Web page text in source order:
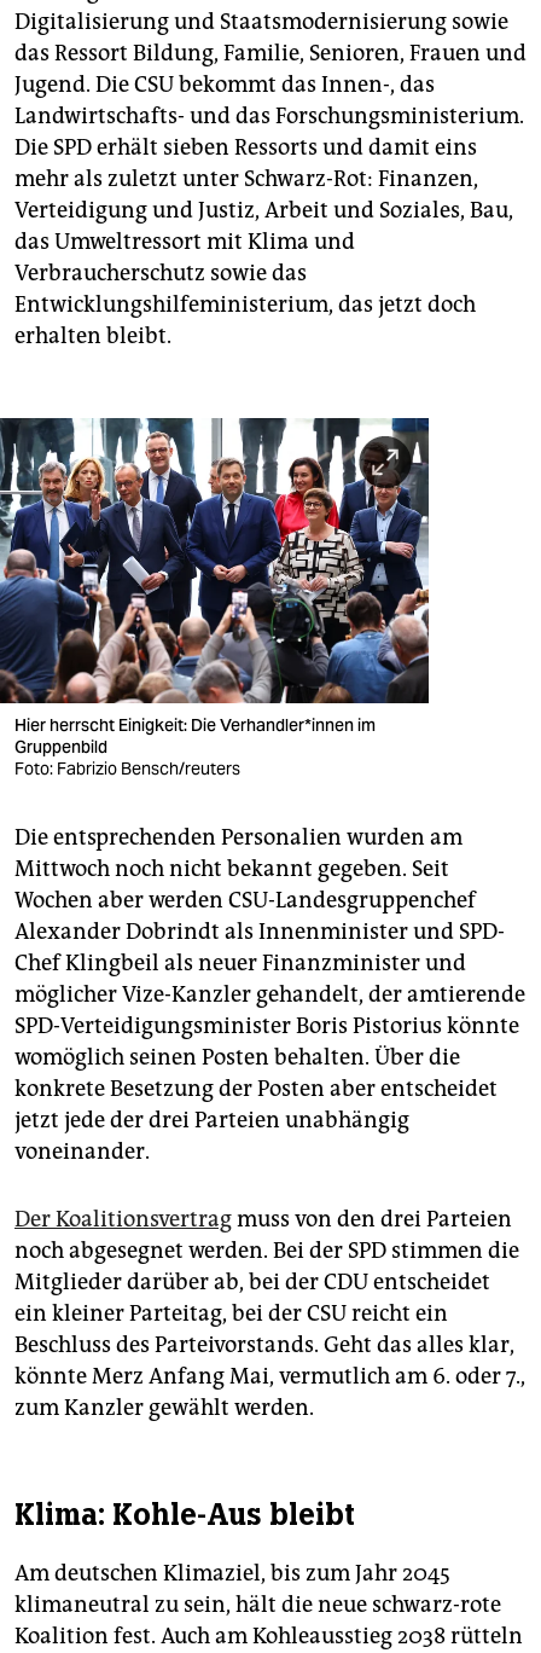
Digitalisierung und Staatsmodernisierung sowie
das Ressort Bildung, Familie, Senioren, Frauen und
Jugend. Die CSU bekommt das Innen-, das
Landwirtschafts- und das Forschungsministerium.
Die SPD erhält sieben Ressorts und damit eins
mehr als zuletzt unter Schwarz-Rot: Finanzen,
Verteidigung und Justiz, Arbeit und Soziales, Bau,
das Umweltressort mit Klima und
Verbraucherschutz sowie das
Entwicklungshilfeministerium, das jetzt doch
erhalten bleibt.
Hier herrscht Einigkeit: Die Ver­hand­le­r*in­nen im
Gruppenbild
Foto: Fabrizio Bensch/reuters
Die entsprechenden Personalien wurden am
Mittwoch noch nicht bekannt gegeben. Seit
Wochen aber werden CSU-Landesgruppenchef
Alexander Do­brindt als Innenminister und SPD-
Chef Klingbeil als neuer Finanzminister und
möglicher Vize-Kanzler gehandelt, der amtierende
SPD-Verteidigungsminister Boris Pistorius könnte
womöglich seinen Posten behalten. Über die
konkrete Besetzung der Posten aber entscheidet
jetzt jede der drei Parteien unabhängig
voneinander.
Der Koalitionsvertragmuss von den drei Parteien
noch abgesegnet werden. Bei der SPD stimmen die
Mitglieder darüber ab, bei der CDU entscheidet
ein kleiner Parteitag, bei der CSU reicht ein
Beschluss des Parteivorstands. Geht das alles klar,
könnte Merz Anfang Mai, vermutlich am 6. oder 7.,
zum Kanzler gewählt werden.
Klima: Kohle-Aus bleibt
Am deutschen Klimaziel, bis zum Jahr 2045
klimaneutral zu sein, hält die neue schwarz-rote
Koalition fest. Auch am Kohleausstieg 2038 rütteln